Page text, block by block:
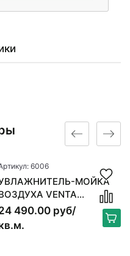
6006
МОЙКА
VENTA
LW15, БЕЛЫЙ
490.00 руб/